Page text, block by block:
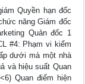
Quyền hạn đốc
năng Giám đốc
Quản đốc 1
#4: Phạm vi kiểm
dưới mà một nhà
và hiệu suất Quan
Quan điểm hiện